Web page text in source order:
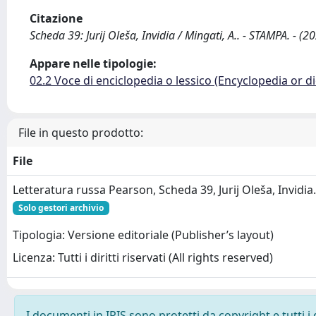
Citazione
Scheda 39: Jurij Oleša, Invidia / Mingati, A.. - STAMPA. -
Appare nelle tipologie:
02.2 Voce di enciclopedia o lessico (Encyclopedia or
File in questo prodotto:
File
Letteratura russa Pearson, Scheda 39, Jurij Oleša,
Solo gestori archivio
Tipologia: Versione editoriale (Publisher’s layout)
Licenza: Tutti i diritti riservati (All rights reserved)